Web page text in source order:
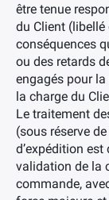
être tenue
du Client
conséquences
ou des retards
engagés pour
la charge du
Le traitement
(sous réserve
d’expédition
validation de la
commande,